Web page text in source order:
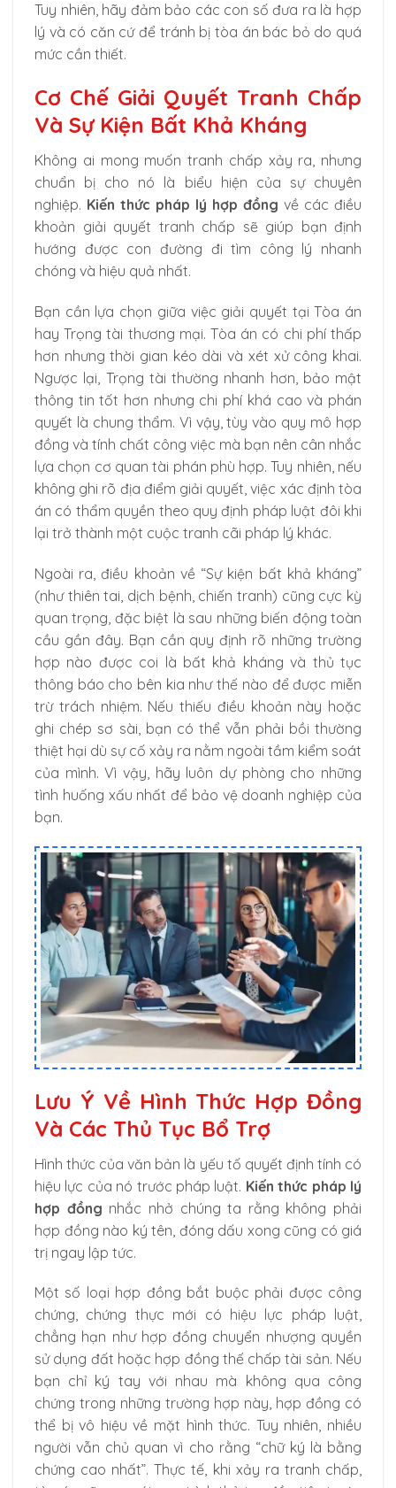
Tuy nhiên, hãy đảm bảo các con số đưa ra là hợp
lý và có căn cứ để tránh bị tòa án bác bỏ do quá
mức cần thiết.
Cơ Chế Giải Quyết Tranh Chấp
Và Sự Kiện Bất Khả Kháng
Không ai mong muốn tranh chấp xảy ra, nhưng
chuẩn bị cho nó là biểu hiện của sự chuyên
nghiệp. Kiến thức pháp lý hợp đồng về các điều
khoản giải quyết tranh chấp sẽ giúp bạn định
hướng được con đường đi tìm công lý nhanh
chóng và hiệu quả nhất.
Bạn cần lựa chọn giữa việc giải quyết tại Tòa án
hay Trọng tài thương mại. Tòa án có chi phí thấp
hơn nhưng thời gian kéo dài và xét xử công khai.
Ngược lại, Trọng tài thường nhanh hơn, bảo mật
thông tin tốt hơn nhưng chi phí khá cao và phán
quyết là chung thẩm. Vì vậy, tùy vào quy mô hợp
đồng và tính chất công việc mà bạn nên cân nhắc
lựa chọn cơ quan tài phán phù hợp. Tuy nhiên, nếu
không ghi rõ địa điểm giải quyết, việc xác định tòa
án có thẩm quyền theo quy định pháp luật đôi khi
lại trở thành một cuộc tranh cãi pháp lý khác.
Ngoài ra, điều khoản về “Sự kiện bất khả kháng”
(như thiên tai, dịch bệnh, chiến tranh) cũng cực kỳ
quan trọng, đặc biệt là sau những biến động toàn
cầu gần đây. Bạn cần quy định rõ những trường
hợp nào được coi là bất khả kháng và thủ tục
thông báo cho bên kia như thế nào để được miễn
trừ trách nhiệm. Nếu thiếu điều khoản này hoặc
ghi chép sơ sài, bạn có thể vẫn phải bồi thường
thiệt hại dù sự cố xảy ra nằm ngoài tầm kiểm soát
của mình. Vì vậy, hãy luôn dự phòng cho những
tình huống xấu nhất để bảo vệ doanh nghiệp của
bạn.
Lưu Ý Về Hình Thức Hợp Đồng
Và Các Thủ Tục Bổ Trợ
Hình thức của văn bản là yếu tố quyết định tính có
hiệu lực của nó trước pháp luật. Kiến thức pháp lý
hợp đồng nhắc nhở chúng ta rằng không phải
hợp đồng nào ký tên, đóng dấu xong cũng có giá
trị ngay lập tức.
Một số loại hợp đồng bắt buộc phải được công
chứng, chứng thực mới có hiệu lực pháp luật,
chẳng hạn như hợp đồng chuyển nhượng quyền
sử dụng đất hoặc hợp đồng thế chấp tài sản. Nếu
bạn chỉ ký tay với nhau mà không qua công
chứng trong những trường hợp này, hợp đồng có
thể bị vô hiệu về mặt hình thức. Tuy nhiên, nhiều
người vẫn chủ quan vì cho rằng “chữ ký là bằng
chứng cao nhất”. Thực tế, khi xảy ra tranh chấp,